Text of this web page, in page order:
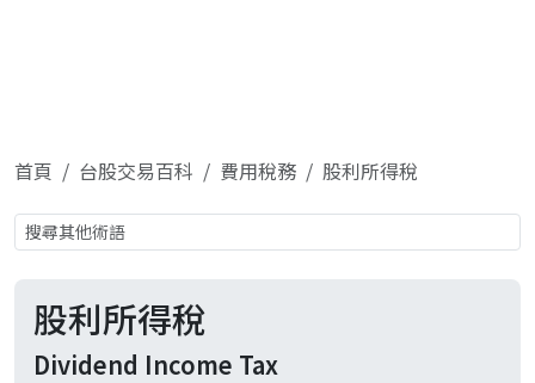
首頁 台股交易百科 費用稅務 股利所得稅
股利所得稅
Dividend Income Tax